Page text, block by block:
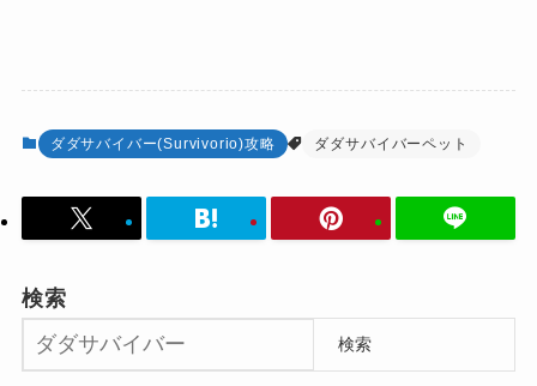
ダダサバイバー(Survivorio)攻略 ダダサバイバーペット
検索
検索